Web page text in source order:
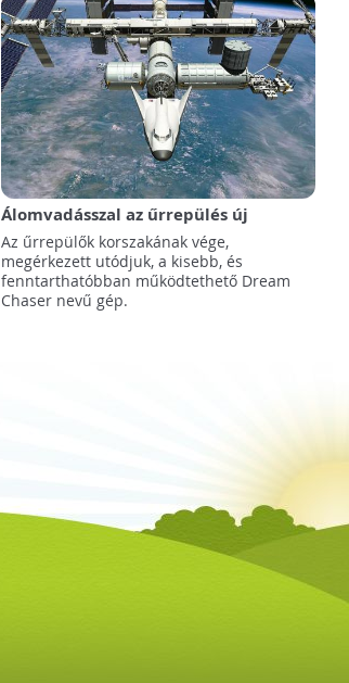
Álomvadásszal az űrrepülés új
korszakába
Az űrrepülők korszakának vége,
megérkezett utódjuk, a kisebb, és
fenntarthatóbban működtethető Dream
Chaser nevű gép.